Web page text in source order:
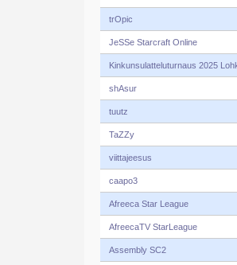
trOpic
JeSSe Starcraft Online
Kinkunsulatteluturnaus 2025
shAsur
tuutz
TaZZy
viittajeesus
caapo3
Afreeca Star League
AfreecaTV StarLeague
Assembly SC2